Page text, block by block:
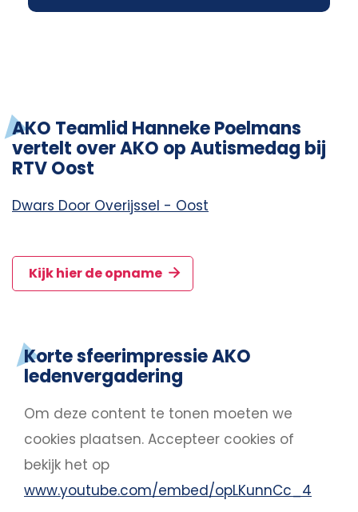
AKO Teamlid Hanneke Poelmans
vertelt over AKO op Autismedag bij
RTV Oost
Dwars Door Overijssel - Oost
Kijk hier de opname
Korte sfeerimpressie AKO
ledenvergadering
Om deze content te tonen moeten we
cookies plaatsen. Accepteer cookies of
bekijk het op
www.youtube.com/embed/opLKunnCc_4